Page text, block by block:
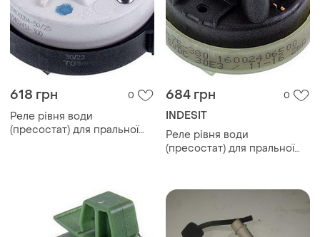
618 грн 0
Реле рівня води
(пресостат) для пральної
684 грн 0
INDESIT
Реле рівня води
(пресостат) для пральної